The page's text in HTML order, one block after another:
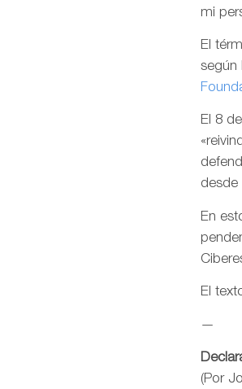
mi
El
según
El 8
desde
En
El
—
(Por